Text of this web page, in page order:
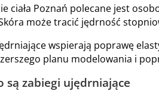
ciała Poznań polecane jest
może tracić jędrność
wspierają poprawę
planu modelowania i
są zabiegi ujędrniające